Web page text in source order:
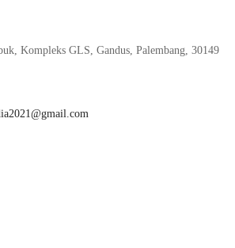
Kompleks GLS, Gandus, Palembang, 30149